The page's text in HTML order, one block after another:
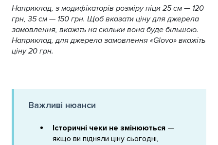
Наприклад, з модифікаторів розміру піци 25 см — 120
грн, 35 см — 150 грн. Щоб вказати ціну для джерела
замовлення, вкажіть на скільки вона буде більшою.
Наприклад, для джерела замовлення «Glovo» вкажіть
ціну 20 грн.
Важливі нюанси
Історичні чеки не змінюються —
якщо ви підняли ціну сьогодні,